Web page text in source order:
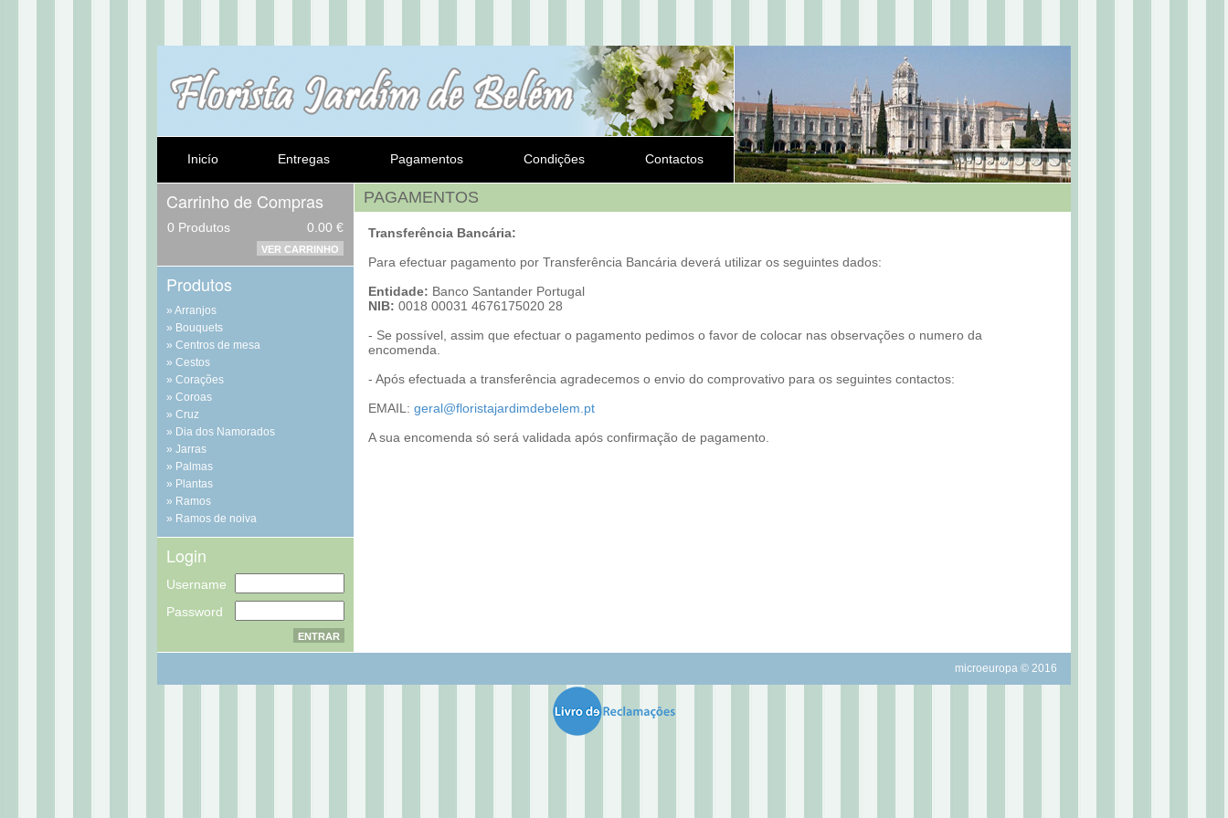
Inicío Entregas Pagamentos Condições Contactos
Carrinho de Compras
0 Produtos 0.00 €
VER CARRINHO
Produtos
Arranjos
Bouquets
Centros de mesa
Cestos
Corações
Coroas
Cruz
Dia dos Namorados
Jarras
Palmas
Plantas
Ramos
Ramos de noiva
Login
Username
Password
PAGAMENTOS
Transferência Bancária:
Para efectuar pagamento por Transferência Bancária deverá utilizar os seguintes dados:
Entidade: Banco Santander Portugal
NIB: 0018 00031 4676175020 28
- Se possível, assim que efectuar o pagamento pedimos o favor de colocar nas observações o numero da
encomenda.
- Após efectuada a transferência agradecemos o envio do comprovativo para os seguintes contactos:
EMAIL: geral@floristajardimdebelem.pt
A sua encomenda só será validada após confirmação de pagamento.
microeuropa © 2016